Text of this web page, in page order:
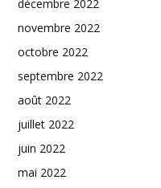
décembre 2022
novembre 2022
octobre 2022
septembre 2022
août 2022
juillet 2022
juin 2022
mai 2022